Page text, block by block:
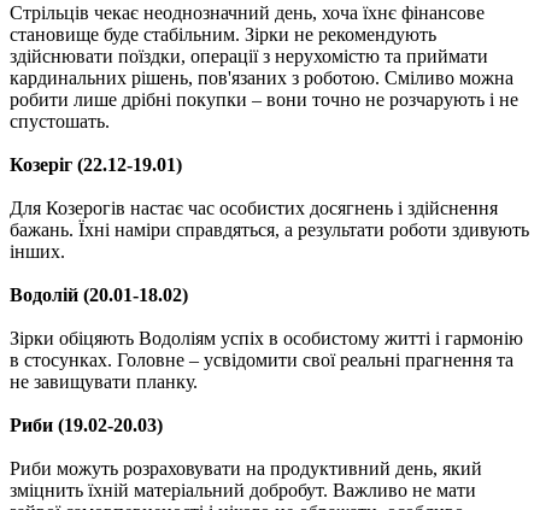
Стрільців чекає неоднозначний день, хоча їхнє фінансове
становище буде стабільним. Зірки не рекомендують
здійснювати поїздки, операції з нерухомістю та приймати
кардинальних рішень, пов'язаних з роботою. Сміливо можна
робити лише дрібні покупки – вони точно не розчарують і не
спустошать.
Козеріг (22.12-19.01)
Для Козерогів настає час особистих досягнень і здійснення
бажань. Їхні наміри справдяться, а результати роботи здивують
інших.
Водолій (20.01-18.02)
Зірки обіцяють Водоліям успіх в особистому житті і гармонію
в стосунках. Головне – усвідомити свої реальні прагнення та
не завищувати планку.
Риби (19.02-20.03)
Риби можуть розраховувати на продуктивний день, який
зміцнить їхній матеріальний добробут. Важливо не мати